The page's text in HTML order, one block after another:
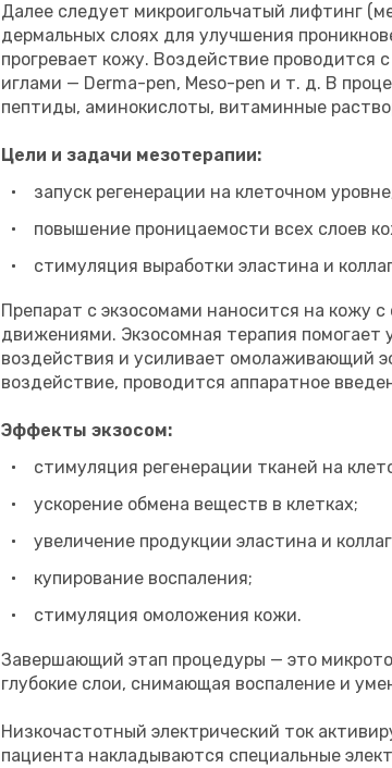
Далее следует микроигольчатый лифтинг
дермальных слоях для улучшения
прогревает кожу. Воздействие проводится
иглами — Derma-pen, Meso-pen и т. д. В
пептиды, аминокислоты, витаминные
Цели и задачи мезотерапии:
запуск регенерации на клеточном
повышение проницаемости всех слоев
стимуляция выработки эластина и
Препарат с экзосомами наносится на кожу
движениями. Экзосомная терапия помогает
воздействия и усиливает омолаживающий
воздействие, проводится аппаратное
Эффекты экзосом:
стимуляция регенерации тканей на
ускорение обмена веществ в клетках;
увеличение продукции эластина и
купирование воспаления;
стимуляция омоложения кожи.
Завершающий этап процедуры — это
глубокие слои, снимающая воспаление и
Низкочастотный электрический ток
пациента накладываются специальные